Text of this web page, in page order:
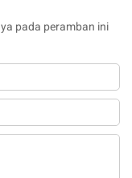
pada peramban ini